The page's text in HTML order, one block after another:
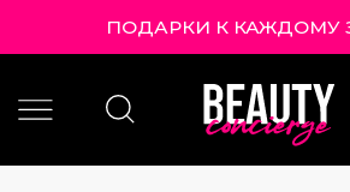
ПОДАРКИ К КАЖДОМУ ЗАКАЗУ!|